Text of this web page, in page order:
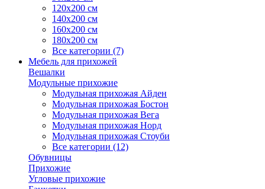
120х200 см
140х200 см
160х200 см
180х200 см
Все категории (7)
Мебель для прихожей
Вешалки
Модульные прихожие
Модульная прихожая Айден
Модульная прихожая Бостон
Модульная прихожая Вега
Модульная прихожая Норд
Модульная прихожая Стоуби
Все категории (12)
Обувницы
Прихожие
Угловые прихожие